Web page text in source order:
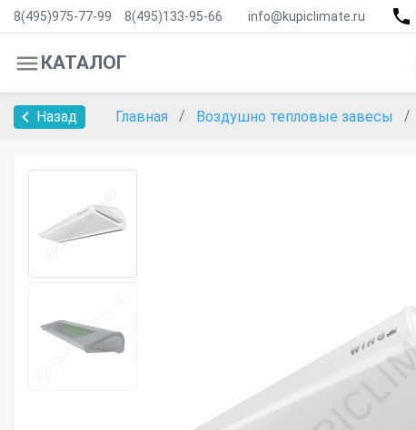
8(495)975-77-99 8(495)133-95-66 info@kupiclimate.ru
КАТАЛОГ
Назад Главная Воздушно тепловые завесы